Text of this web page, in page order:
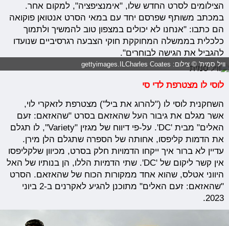
הצילומים לסרט החדש שלו, "אימנציפציה", למקום אחר.
במכתב משותף שפרסם יחד עם במאי הסרט אנטואן פוקואה
הם כתבו: "אנחנו לא יכולים במצפון טוב להמשיך ולתמוך
כלכלית בממשלה המחוקקת חוקי הצבעה רגרסיביים שנועדו
להגביל את הגישה לבוחרים".
וויל סמית' © צילום: gettyimages.ILCharles Coates
לוסי לו מצטרפת לדי סי
השחקנית לוסי לו ("להרוג את ביל") מצטרפת לזאקרי לוי,
אשר מגלם את גיבור העל שהאזאם בסרט "שהאזאם: זעם
האלים" מבית 'DC'. על-פי דיווח של מגזין "Variety'', לו תגלם
את הדמות קליפסו, אחותה של הספרה שתגלם הלן מירן.
עדיין לא ברור איך ייקחו הדמויות חלק בסרט, מכיוון שלקליפסו
אין קשר ליקום של 'DC'. שתי הדמיות הללו, הן בנותיו של האל
היווני אטלס, שהוא אחד ממקורות הכוח של שהאזאם. הסרט
"שהאזאם: זעם האלים" מתוכנן להגיע לאקרנים ב-2 ביוני
2023.